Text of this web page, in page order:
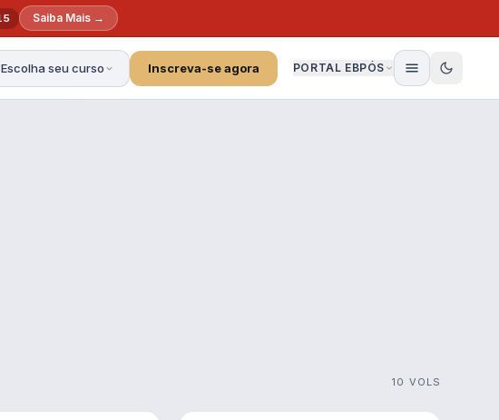
Saiba Mais →
Escolha seu curso Inscreva-se agora PORTAL EBPÓS
10 VOLS